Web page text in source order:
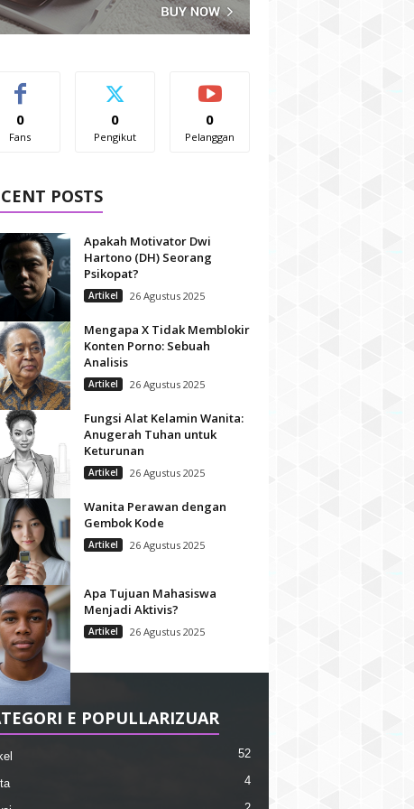
0
Fans
0
Pengikut
0
Pelanggan
POSTS
Apakah Motivator Dwi
Hartono (DH) Seorang
Psikopat?
Artikel 26 Agustus 2025
Mengapa X Tidak Memblokir
Konten Porno: Sebuah
Analisis
Artikel 26 Agustus 2025
Fungsi Alat Kelamin Wanita:
Anugerah Tuhan untuk
Keturunan
Artikel 26 Agustus 2025
Wanita Perawan dengan
Gembok Kode
Artikel 26 Agustus 2025
Apa Tujuan Mahasiswa
Menjadi Aktivis?
Artikel 26 Agustus 2025
E POPULLARIZUAR
52
4